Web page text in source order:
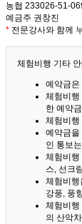
농협 233026-51-
예금주 권창진
* 전문강사와 함께
체험비행 기타
예약금은
체험비행
한 예약
체험비행
예약금을
인 통보
체험비행
스, 선크
체험비행
강풍, 풍
체험비행
의 산악